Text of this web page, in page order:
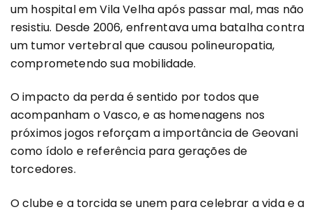
um hospital em Vila Velha após passar mal, mas não
resistiu. Desde 2006, enfrentava uma batalha contra
um tumor vertebral que causou polineuropatia,
comprometendo sua mobilidade.
O impacto da perda é sentido por todos que
acompanham o Vasco, e as homenagens nos
próximos jogos reforçam a importância de Geovani
como ídolo e referência para gerações de
torcedores.
O clube e a torcida se unem para celebrar a vida e a